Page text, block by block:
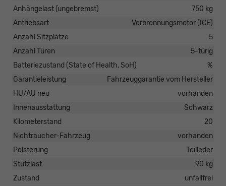
Anhängelast (ungebremst)
750 kg
Antriebsart
Verbrennungsmotor (ICE)
Anzahl Sitzplätze
5
Anzahl Türen
5-türig
Batteriezustand (State of Health, SoH)
%
Garantieleistung
Fahrzeuggarantie vom Hersteller
HU/AU neu
vorhanden
Innenausstattung
Schwarz
Kilometerstand
20
Nichtraucher-Fahrzeug
vorhanden
Polsterung
Teilleder
Stützlast
90 kg
Zustand
unfallfrei